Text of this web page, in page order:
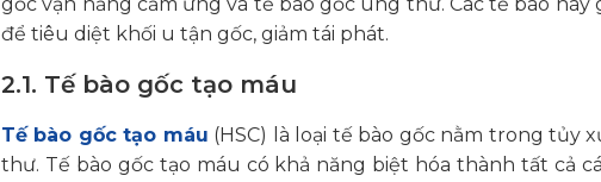
gốc vạn năng cảm ứng và tế bào gốc ung thư. Các tế bào
để tiêu diệt khối u tận gốc, giảm tái phát.
2.1. Tế bào gốc tạo máu
Tế bào gốc tạo máu (HSC) là loại tế bào gốc nằm trong
thư. Tế bào gốc tạo máu có khả năng biệt hóa thành tất cả